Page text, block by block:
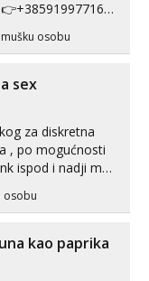
Radim
i s partnerom,
štikle,
svakakva videa
osobu
sex
za diskretna
, po mogućnosti
osobu
kao paprika